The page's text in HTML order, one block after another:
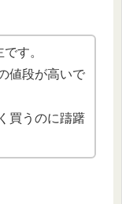
す。
値段が高いで
買うのに躊躇